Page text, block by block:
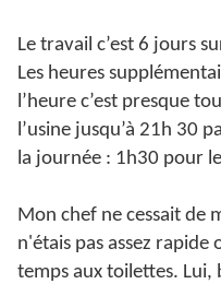
Le travail c’est 6 jours
Les heures
l’heure c’est presque
l’usine jusqu’à 21h 30
la journée : 1h30 pour
Mon chef ne cessait de
n'étais pas assez rapide
temps aux toilettes. Lui,